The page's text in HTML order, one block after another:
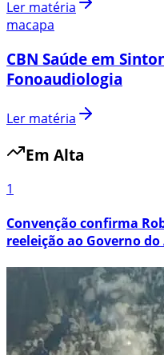
Ler matéria
macapa
CBN Saúde em
Fonoaudiologia
Ler matéria
Em Alta
1
Convenção confirma
reeleição ao Governo